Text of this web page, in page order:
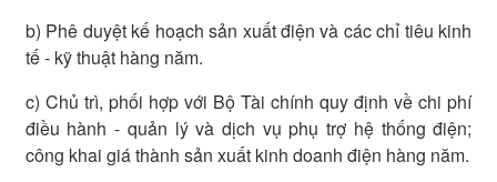
b) Phê duyệt kế hoạch sản xuất điện và các chỉ tiêu kinh
tế - kỹ thuật hàng năm.
c) Chủ trì, phối hợp với Bộ Tài chính quy định về chi phí
điều hành - quản lý và dịch vụ phụ trợ hệ thống điện;
công khai giá thành sản xuất kinh doanh điện hàng năm.